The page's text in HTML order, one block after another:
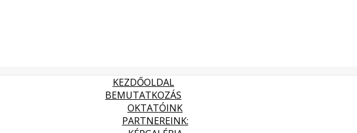
KEZDŐOLDAL
BEMUTATKOZÁS
OKTATÓINK
PARTNEREINK: